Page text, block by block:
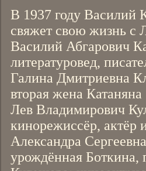
В 1937 году Василий
свяжет свою жизнь с
Василий Абгарович
литературовед,
Галина Дмитриевна
вторая жена
Лев Владимирович
кинорежиссёр, актёр
Александра
урождённая